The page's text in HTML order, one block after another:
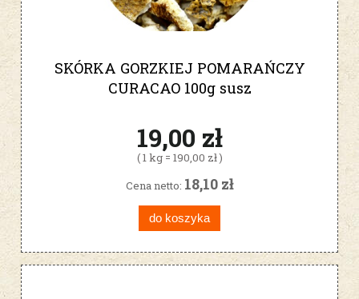
SKÓRKA GORZKIEJ POMARAŃCZY
CURACAO 100g susz
19,00 zł
( 1 kg = 190,00 zł )
Cena netto: 18,10 zł
do koszyka